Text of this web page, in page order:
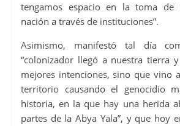
tengamos espacio en la toma de
nación a través de instituciones”.
Asimismo, manifestó tal día
“colonizador llegó a nuestra tierra
mejores intenciones, sino que vino
territorio causando el genocidio
historia, en la que hay una herida
partes de la Abya Yala”, y que hoy